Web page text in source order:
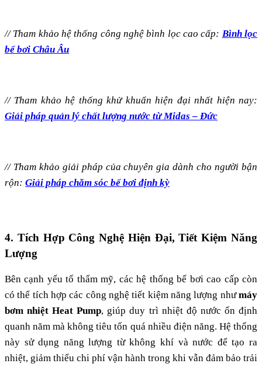
// Tham khảo hệ thống công nghệ bình lọc cao cấp: Bình lọc
bể bơi Châu Âu
// Tham khảo hệ thống khử khuẩn hiện đại nhất hiện nay:
Giải pháp quản lý chất lượng nước từ Midas – Đức
// Tham khảo giải pháp của chuyên gia dành cho người bận
rộn: Giải pháp chăm sóc bể bơi định kỳ
4. Tích Hợp Công Nghệ Hiện Đại, Tiết Kiệm Năng
Lượng
Bên cạnh yếu tố thẩm mỹ, các hệ thống bể bơi cao cấp còn
có thể tích hợp các công nghệ tiết kiệm năng lượng nhưmáy
bơm nhiệt Heat Pump, giúp duy trì nhiệt độ nước ổn định
quanh năm mà không tiêu tốn quá nhiều điện năng​. Hệ thống
này sử dụng năng lượng từ không khí và nước để tạo ra
nhiệt, giảm thiểu chi phí vận hành trong khi vẫn đảm bảo trải